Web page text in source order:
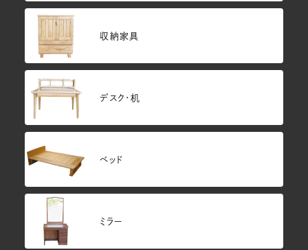
収納家具
デスク・机
ベッド
ミラー